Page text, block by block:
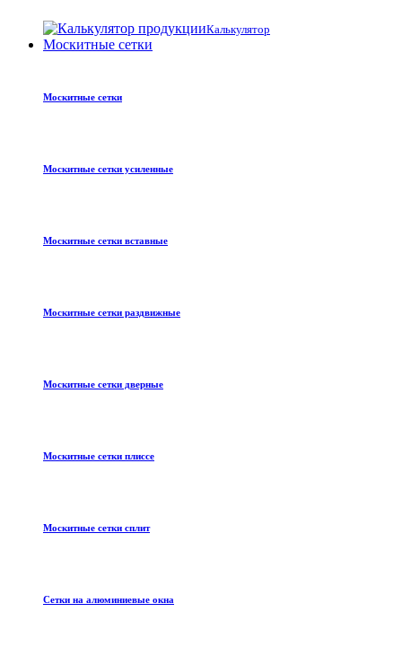
Калькулятор
Москитные сетки
Москитные сетки
Москитные сетки усиленные
Москитные сетки вставные
Москитные сетки раздвижные
Москитные сетки дверные
Москитные сетки плиссе
Москитные сетки сплит
Сетки на алюминиевые окна